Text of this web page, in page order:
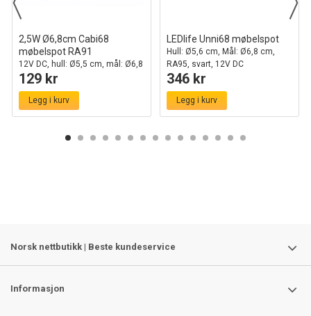
2,5W Ø6,8cm Cabi68
møbelspot RA91
12V DC, hull: Ø5,5 cm, mål: Ø6,8
cm, sort
129 kr
Legg i kurv
LEDlife Unni68 møbelspot
Hull: Ø5,6 cm, Mål: Ø6,8 cm,
RA95, svart, 12V DC
346 kr
Legg i kurv
Norsk nettbutikk | Beste kundeservice
Informasjon